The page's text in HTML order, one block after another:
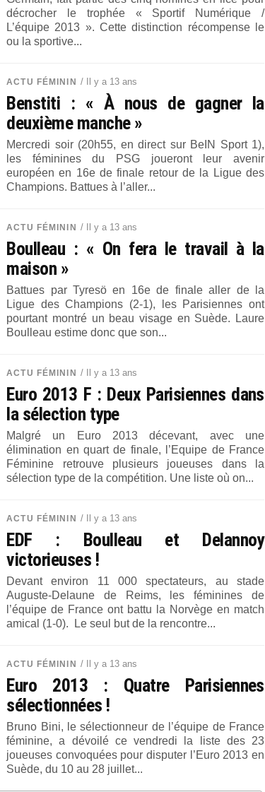
décrocher le trophée « Sportif Numérique /
L’équipe 2013 ». Cette distinction récompense le
ou la sportive...
ACTU FÉMININ / Il y a 13 ans
Benstiti : « À nous de gagner la
deuxième manche »
Mercredi soir (20h55, en direct sur BeIN Sport 1),
les féminines du PSG joueront leur avenir
européen en 16e de finale retour de la Ligue des
Champions. Battues à l’aller...
ACTU FÉMININ / Il y a 13 ans
Boulleau : « On fera le travail à la
maison »
Battues par Tyresö en 16e de finale aller de la
Ligue des Champions (2-1), les Parisiennes ont
pourtant montré un beau visage en Suède. Laure
Boulleau estime donc que son...
ACTU FÉMININ / Il y a 13 ans
Euro 2013 F : Deux Parisiennes dans
la sélection type
Malgré un Euro 2013 décevant, avec une
élimination en quart de finale, l’Equipe de France
Féminine retrouve plusieurs joueuses dans la
sélection type de la compétition. Une liste où on...
ACTU FÉMININ / Il y a 13 ans
EDF : Boulleau et Delannoy
victorieuses !
Devant environ 11 000 spectateurs, au stade
Auguste-Delaune de Reims, les féminines de
l’équipe de France ont battu la Norvège en match
amical (1-0). Le seul but de la rencontre...
ACTU FÉMININ / Il y a 13 ans
Euro 2013 : Quatre Parisiennes
sélectionnées !
Bruno Bini, le sélectionneur de l’équipe de France
féminine, a dévoilé ce vendredi la liste des 23
joueuses convoquées pour disputer l’Euro 2013 en
Suède, du 10 au 28 juillet...